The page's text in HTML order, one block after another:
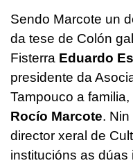
Sendo Marcote un
da tese de Colón
Fisterra Eduardo
presidente da
Tampouco a
Rocío Marcote. Nin
director xeral de
institucións as